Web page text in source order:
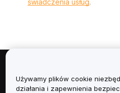
świadczenia usług.
Informacje
Używamy plików cookie
działania i zapewnienia